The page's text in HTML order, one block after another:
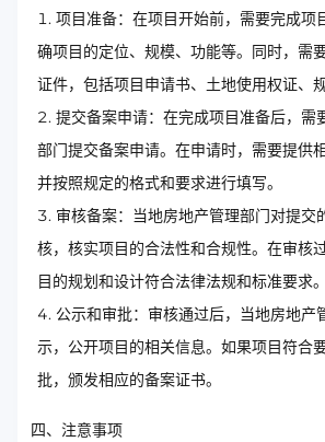
项目准备：在项目开始前，需要完成项
确项目的定位、规模、功能等。同时，需
证件，包括项目申请书、土地使用权证、
提交备案申请：在完成项目准备后，需
部门提交备案申请。在申请时，需要提供
并按照规定的格式和要求进行填写。
审核备案：当地房地产管理部门对提交
核，核实项目的合法性和合规性。在审核
目的规划和设计符合法律法规和标准要求。
公示和审批：审核通过后，当地房地产
示，公开项目的相关信息。如果项目符合
批，颁发相应的备案证书。
四、注意事项